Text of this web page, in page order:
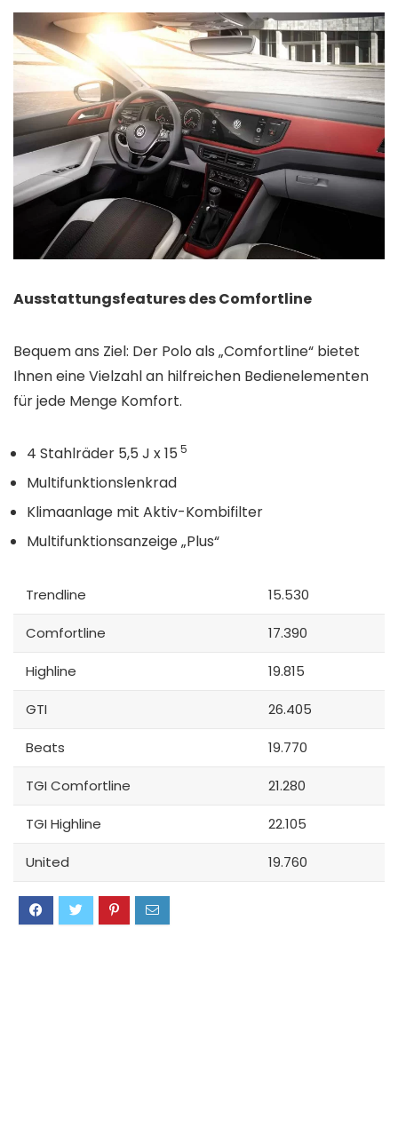
Ausstattungsfeatures des Comfortline
Bequem ans Ziel: Der Polo als „Comfortline“ bietet
Ihnen eine Vielzahl an hilfreichen Bedienelementen
für jede Menge Komfort.
4 Stahlräder 5,5 J x 15 5
Multifunktionslenkrad
Klimaanlage mit Aktiv-Kombifilter
Multifunktionsanzeige „Plus“
Trendline 15.530
Comfortline 17.390
Highline 19.815
GTI 26.405
Beats 19.770
TGI Comfortline 21.280
TGI Highline 22.105
United 19.760